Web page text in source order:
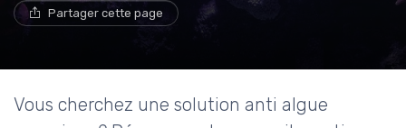
Partager cette page
Vous cherchez une solution anti algue